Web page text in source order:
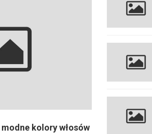
kolory włosów